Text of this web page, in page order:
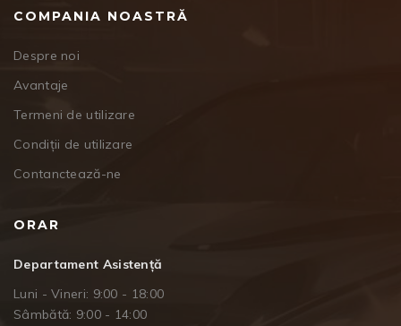
COMPANIA NOASTRĂ
Despre noi
Avantaje
Termeni de utilizare
Condiții de utilizare
Contanctează-ne
ORAR
Departament Asistență
Luni - Vineri: 9:00 - 18:00
Sâmbătă: 9:00 - 14:00